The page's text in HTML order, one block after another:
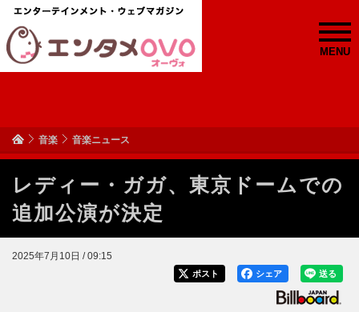
MENU
音楽 音楽ニュース
レディー・ガガ、東京ドームでの
追加公演が決定
2025年7月10日 / 09:15
送る
シェア
ポスト